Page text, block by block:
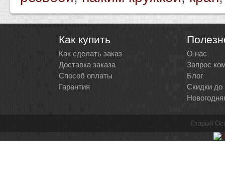
Как купить
Как сделать заказ
Доставка заказа
Способ оплаты
Гарантия
О нас
Запрос
Блог
Скидки до
Старый